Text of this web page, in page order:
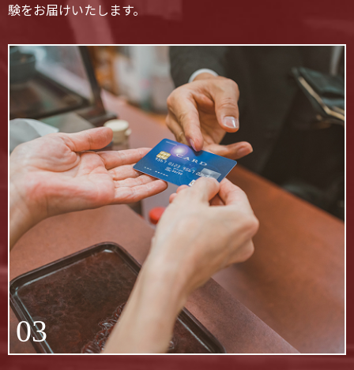
験をお届けいたします。
03